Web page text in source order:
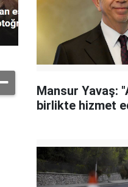
Mansur Yavaş:
birlikte hizmet